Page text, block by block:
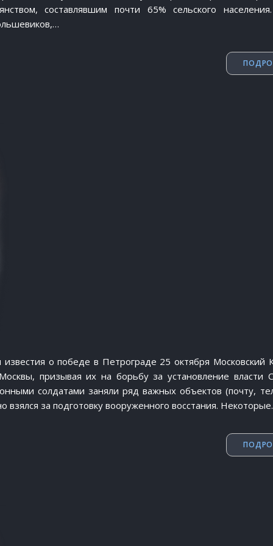
составлявшим почти 65% сельского
о победе в Петрограде 25 октября Московский
призывая их на борьбу за установление власти
солдатами заняли ряд важных объектов (почту,
за подготовку вооруженного восстания.